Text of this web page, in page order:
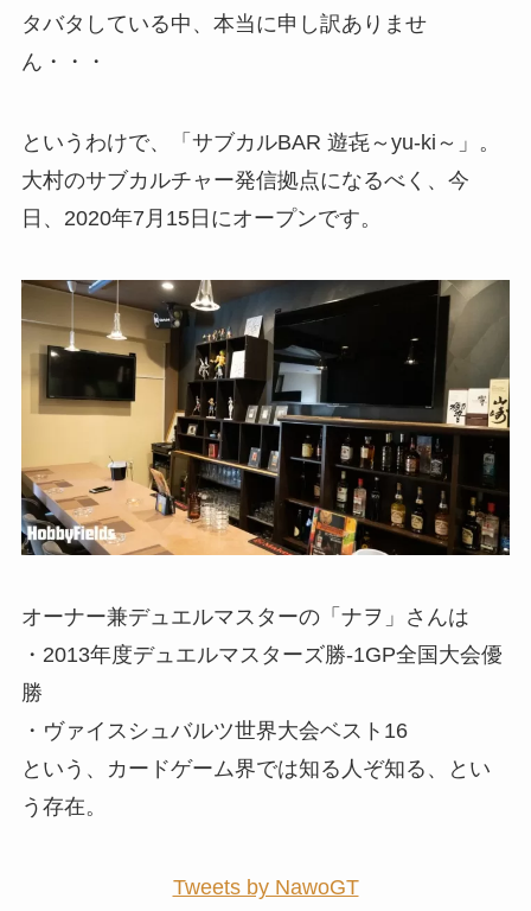
タバタしている中、本当に申し訳ありませ
ん・・・
というわけで、「サブカルBAR 遊㐂～yu-ki～」。
大村のサブカルチャー発信拠点になるべく、今
日、2020年7月15日にオープンです。
オーナー兼デュエルマスターの「ナヲ」さんは
・2013年度デュエルマスターズ勝-1GP全国大会優
勝
・ヴァイスシュバルツ世界大会ベスト16
という、カードゲーム界では知る人ぞ知る、とい
う存在。
Tweets by NawoGT